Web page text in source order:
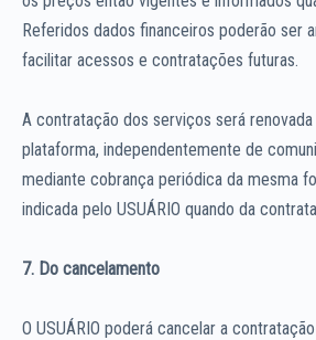
Referidos dados financeiros poderão ser
facilitar acessos e contratações futuras.
A contratação dos serviços será
plataforma, independentemente de
mediante cobrança periódica da mesma
indicada pelo USUÁRIO quando da
7. Do cancelamento
O USUÁRIO poderá cancelar a